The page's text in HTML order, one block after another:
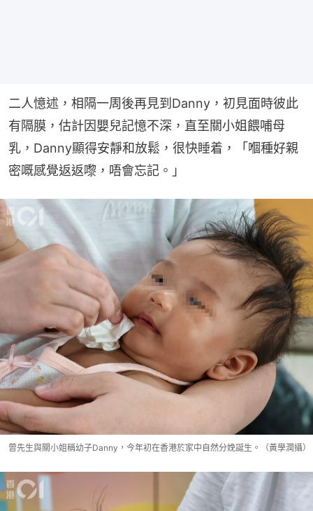
二人憶述，相隔一周後再見到Danny，初見面時彼此
有隔膜，估計因嬰兒記憶不深，直至關小姐餵哺母
乳，Danny顯得安靜和放鬆，很快睡着，「嗰種好親
密嘅感覺返返嚟，唔會忘記。」
曾先生與關小姐稱幼子Danny，今年初在香港於家中自然分娩誕生。（黃學潤攝）